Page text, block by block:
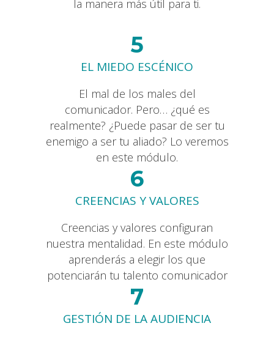
la manera más útil para ti.
5
EL MIEDO ESCÉNICO
El mal de los males del
comunicador. Pero… ¿qué es
realmente? ¿Puede pasar de ser tu
enemigo a ser tu aliado? Lo veremos
en este módulo.
6
CREENCIAS Y VALORES
Creencias y valores configuran
nuestra mentalidad. En este módulo
aprenderás a elegir los que
potenciarán tu talento comunicador
7
GESTIÓN DE LA AUDIENCIA